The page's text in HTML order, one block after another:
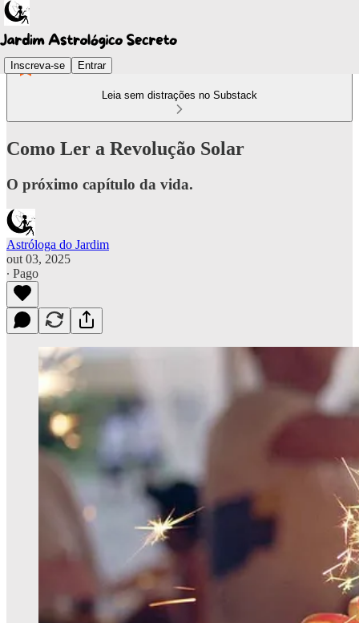
Inscreva-se Entrar
Leia sem distrações no Substack
Como Ler a Revolução Solar
O próximo capítulo da vida.
Astróloga do Jardim
out 03, 2025
∙ Pago